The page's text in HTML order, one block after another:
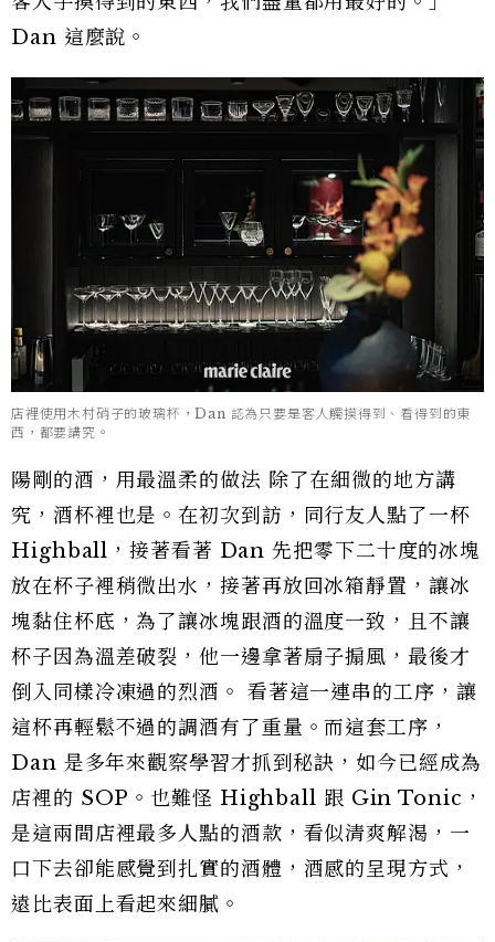
Dan 這麼說。
店裡使用木村硝子的玻璃杯，Dan 認為只要是客人觸摸得到、看得到的東
西，都要講究。
陽剛的酒，用最溫柔的做法 除了在細微的地方講
究，酒杯裡也是。在初次到訪，同行友人點了一杯
Highball，接著看著 Dan 先把零下二十度的冰塊
放在杯子裡稍微出水，接著再放回冰箱靜置，讓冰
塊黏住杯底，為了讓冰塊跟酒的溫度一致，且不讓
杯子因為溫差破裂，他一邊拿著扇子搧風，最後才
倒入同樣冷凍過的烈酒。 看著這一連串的工序，讓
這杯再輕鬆不過的調酒有了重量。而這套工序，
Dan 是多年來觀察學習才抓到秘訣，如今已經成為
店裡的 SOP。也難怪 Highball 跟 Gin Tonic，
是這兩間店裡最多人點的酒款，看似清爽解渴，一
口下去卻能感覺到扎實的酒體，酒感的呈現方式，
遠比表面上看起來細膩。